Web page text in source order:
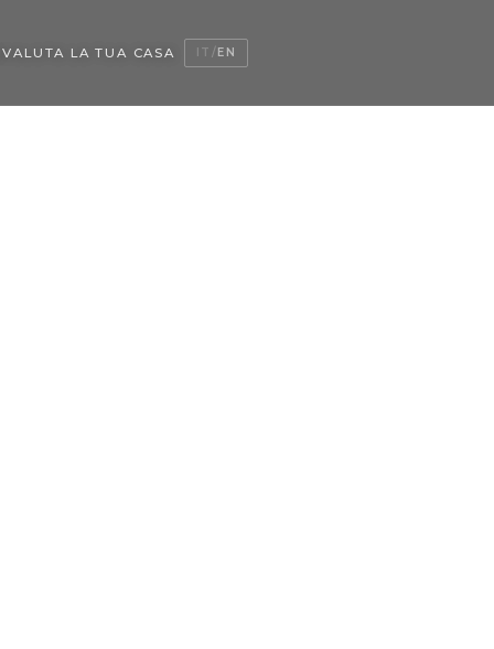
VALUTA LA TUA CASA IT /EN